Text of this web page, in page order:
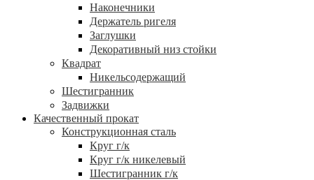
Наконечники
Держатель ригеля
Заглушки
Декоративный низ стойки
Квадрат
Никельсодержащий
Шестигранник
Задвижки
Качественный прокат
Конструкционная сталь
Круг г/к
Круг г/к никелевый
Шестигранник г/к